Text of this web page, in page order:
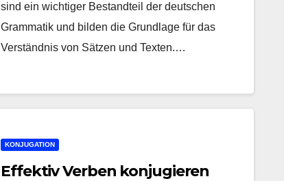
sind ein wichtiger Bestandteil der deutschen
Grammatik und bilden die Grundlage für das
Verständnis von Sätzen und Texten.…
KONJUGATION
Effektiv Verben konjugieren